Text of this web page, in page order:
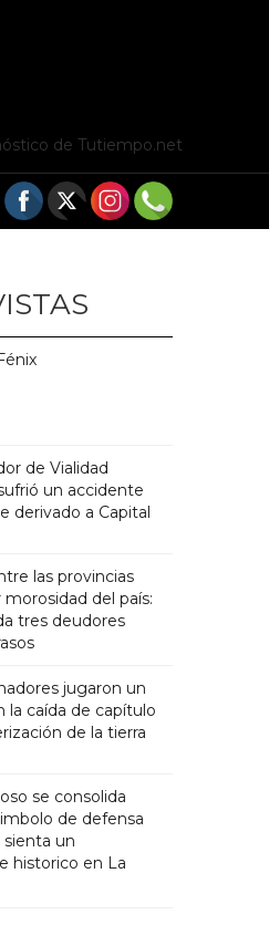
de Tutiempo.net
de Vialidad
un accidente
derivado a Capital
las provincias
del país:
tres deudores
jugaron un
la caída de capítulo
de la tierra
se consolida
de defensa
un
historico en La